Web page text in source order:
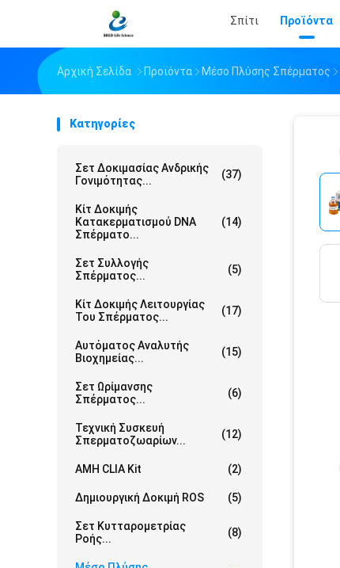
Σπίτι Προϊόντα
Αρχική Σελίδα Προϊόντα Μέσο Πλύσης Σπέρματος
Κατηγορίες
Σετ Δοκιμασίας Ανδρικής
Γονιμότητας...
(37)
Κίτ Δοκιμής
Κατακερματισμού DNA
Σπέρματο...
(14)
Σετ Συλλογής
Σπέρματος...
(5)
Κίτ Δοκιμής Λειτουργίας
Του Σπέρματος...
(17)
Αυτόματος Αναλυτής
Βιοχημείας...
(15)
Σετ Ωρίμανσης
Σπέρματος...
(6)
Τεχνική Συσκευή
Σπερματοζωαρίων...
(12)
AMH CLIA Kit (2)
Δημιουργική Δοκιμή ROS (5)
Σετ Κυτταρομετρίας
Ροής...
(8)